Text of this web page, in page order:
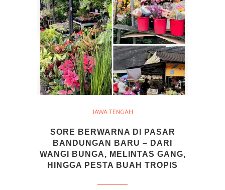
JAWA TENGAH
SORE BERWARNA DI PASAR
BANDUNGAN BARU – DARI
WANGI BUNGA, MELINTAS GANG,
HINGGA PESTA BUAH TROPIS